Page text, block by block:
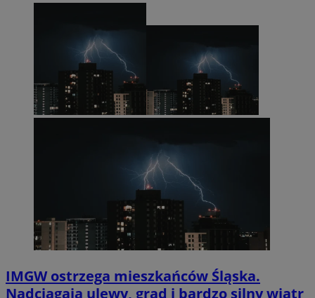
IMGW ostrzega mieszkańców Śląska.
Nadciągają ulewy, grad i bardzo silny wiatr